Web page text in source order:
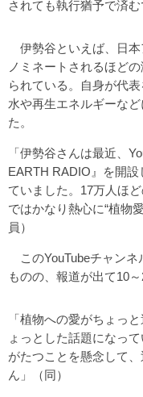
されても執行猶予で済
伊勢谷といえば、日本
ノミネートされるほど
られている。自身が代
水や再生エネルギーな
た。
「伊勢谷さんは最近、
EARTH RADIO』を開
ていました。17万人ほ
ではかなり熱心に“植物
員）
このYouTubeチャンネ
ものの、報道が出て10
「植物への愛がちょっ
ょっとした話題になっ
がたつことを懸念して
ん」（同）